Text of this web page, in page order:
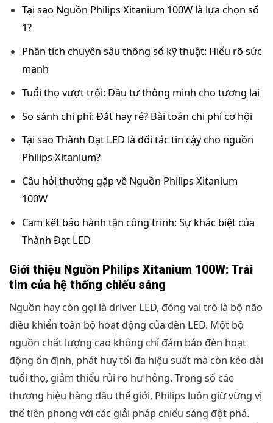
Tại sao Nguồn Philips Xitanium 100W là lựa chọn số
1?
Phân tích chuyên sâu thông số kỹ thuật: Hiểu rõ sức
mạnh
Tuổi thọ vượt trội: Đầu tư thông minh cho tương lai
So sánh chi phí: Đắt hay rẻ? Bài toán chi phí cơ hội
Tại sao Thành Đạt LED là đối tác tin cậy cho nguồn
Philips Xitanium?
Câu hỏi thường gặp về Nguồn Philips Xitanium
100W
Cam kết bảo hành tận công trình: Sự khác biệt của
Thành Đạt LED
Giới thiệu Nguồn Philips Xitanium 100W: Trái
tim của hệ thống chiếu sáng
Nguồn hay còn gọi là driver LED, đóng vai trò là bộ não
điều khiển toàn bộ hoạt động của đèn LED. Một bộ
nguồn chất lượng cao không chỉ đảm bảo đèn hoạt
động ổn định, phát huy tối đa hiệu suất mà còn kéo dài
tuổi thọ, giảm thiểu rủi ro hư hỏng. Trong số các
thương hiệu hàng đầu thế giới, Philips luôn giữ vững vị
thế tiên phong với các giải pháp chiếu sáng đột phá.